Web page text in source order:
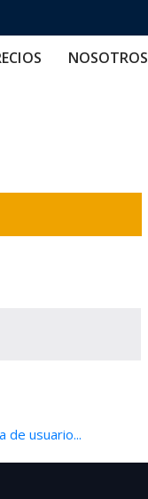
NOSOTROS
de usuario...